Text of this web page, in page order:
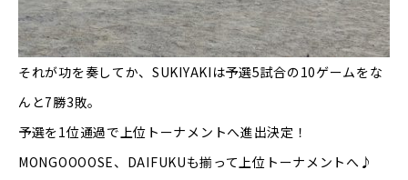
それが功を奏してか、 SUKIYAKI は予選5試合の10ゲームをな
んと7勝3敗。
予選を1位通過で上位トーナメントへ進出決定！
MONGOOOOSE、 DAIFUKUも揃って上位トーナメントへ ♪